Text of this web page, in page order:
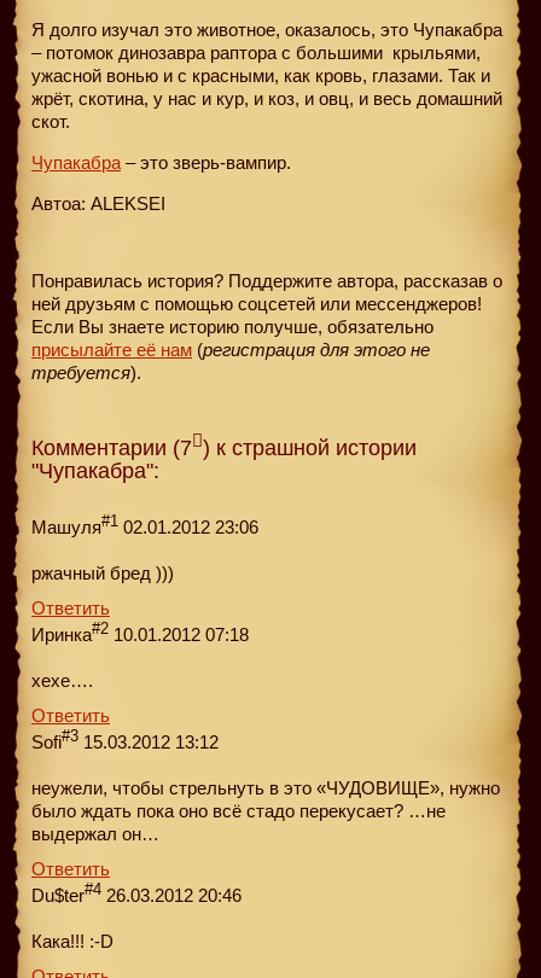
Я долго изучал это животное, оказалось, это Чупакабра
– потомок динозавра раптора с большими крыльями,
ужасной вонью и с красными, как кровь, глазами. Так и
жрёт, скотина, у нас и кур, и коз, и овц, и весь домашний
скот.
Чупакабра – это зверь-вампир.
Автоа: ALEKSEI
Понравилась история? Поддержите автора, рассказав о
ней друзьям с помощью соцсетей или мессенджеров!
Если Вы знаете историю получше, обязательно
присылайте её нам (регистрация для этого не
требуется).
Комментарии (7 ) к страшной истории
"Чупакабра":
Машуля#1 02.01.2012 23:06
ржачный бред )))
Ответить
Иринка#2 10.01.2012 07:18
хехе….
Ответить
Sofi#3 15.03.2012 13:12
неужели, чтобы стрельнуть в это «ЧУДОВИЩЕ», нужно
было ждать пока оно всё стадо перекусает? …не
выдержал он…
Ответить
Du$ter#4 26.03.2012 20:46
Кака!!! :-D